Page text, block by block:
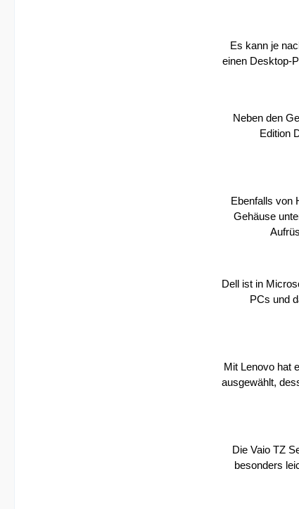
Es kann je
einen Desktop-
Neben den
Edition
Ebenfalls von
Gehäuse
Dell ist in
PCs und
Mit Lenovo hat
ausgewählt,
Die Vaio TZ
besonders